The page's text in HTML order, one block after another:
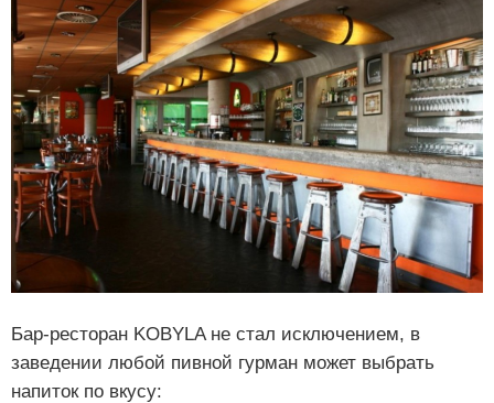
Бар-ресторан KOBYLA не стал исключением, в
заведении любой пивной гурман может выбрать
напиток по вкусу: